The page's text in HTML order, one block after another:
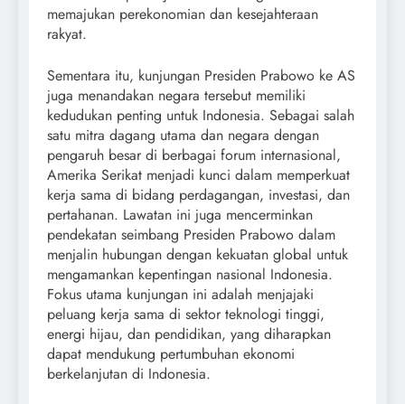
memajukan perekonomian dan kesejahteraan
rakyat.
Sementara itu, kunjungan Presiden Prabowo ke AS
juga menandakan negara tersebut memiliki
kedudukan penting untuk Indonesia. Sebagai salah
satu mitra dagang utama dan negara dengan
pengaruh besar di berbagai forum internasional,
Amerika Serikat menjadi kunci dalam memperkuat
kerja sama di bidang perdagangan, investasi, dan
pertahanan. Lawatan ini juga mencerminkan
pendekatan seimbang Presiden Prabowo dalam
menjalin hubungan dengan kekuatan global untuk
mengamankan kepentingan nasional Indonesia.
Fokus utama kunjungan ini adalah menjajaki
peluang kerja sama di sektor teknologi tinggi,
energi hijau, dan pendidikan, yang diharapkan
dapat mendukung pertumbuhan ekonomi
berkelanjutan di Indonesia.